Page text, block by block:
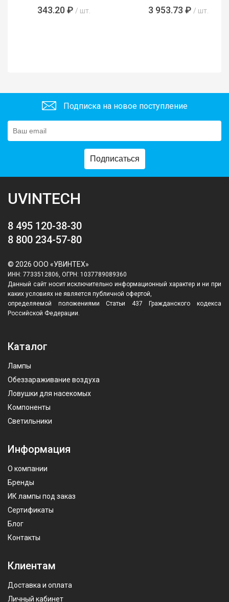
343.20 ₽ / шт. 3 953.73 ₽ / шт.
Подписка на новое поступление
Подписаться
UVINTECH
8 495 120-38-30
8 800 234-57-80
© 2026 ООО «УВИНТЕХ»
ИНН: 7733512806, ОГРН: 1037789089360
Данный сайт носит исключительно информационный характер и ни при
каких условиях не является публичной офертой,
определяемой положениями Статьи 437 Гражданского кодекса
Российской Федерации.
Каталог
Лампы
Обеззараживание воздуха
Ловушки для насекомых
Компоненты
Светильники
Информация
О компании
Бренды
ИК лампы под заказ
Сертификаты
Блог
Контакты
Клиентам
Доставка и оплата
Личный кабинет